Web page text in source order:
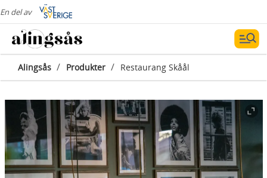
En del av
Alingsås / Produkter / Restaurang Skåål